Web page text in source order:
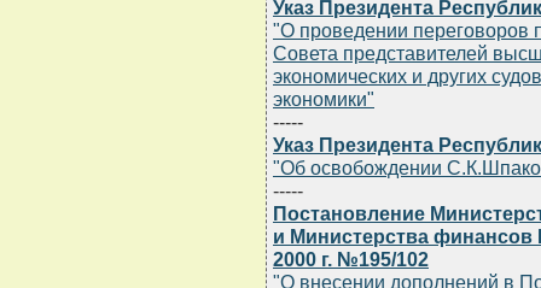
Указ Президента
"О проведении переговоров
Совета представителей
экономических и других
экономики"
-----
Указ Президента
"Об освобождении
-----
Постановление
и Министерства финансов
2000 г. №195/102
"О внесении дополнений в